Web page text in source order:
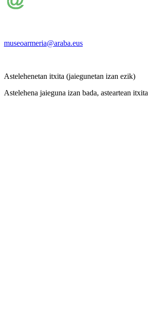
museoarmeria@araba.eus
Astelehenetan itxita (jaiegunetan izan ezik)
Astelehena jaieguna izan bada, asteartean itxita